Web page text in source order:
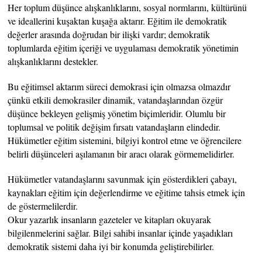
Her toplum düşünce alışkanlıklarını, sosyal normlarını, kültürünü
ve ideallerini kuşaktan kuşağa aktarır. Eğitim ile demokratik
değerler arasında doğrudan bir ilişki vardır; demokratik
toplumlarda eğitim içeriği ve uygulaması demokratik yönetimin
alışkanlıklarını destekler.
Bu eğitimsel aktarım süreci demokrasi için olmazsa olmazdır
çünkü etkili demokrasiler dinamik, vatandaşlarından özgür
düşünce bekleyen gelişmiş yönetim biçimleridir. Olumlu bir
toplumsal ve politik değişim fırsatı vatandaşların elindedir.
Hükümetler eğitim sistemini, bilgiyi kontrol etme ve öğrencilere
belirli düşünceleri aşılamanın bir aracı olarak görmemelidirler.
Hükümetler vatandaşlarını savunmak için gösterdikleri çabayı,
kaynakları eğitim için değerlendirme ve eğitime tahsis etmek için
de göstermelilerdir.
Okur yazarlık insanların gazeteler ve kitapları okuyarak
bilgilenmelerini sağlar. Bilgi sahibi insanlar içinde yaşadıkları
demokratik sistemi daha iyi bir konumda geliştirebilirler.